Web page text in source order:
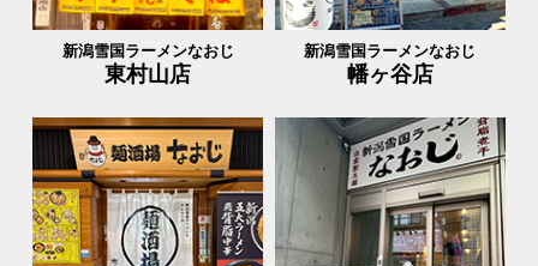
新潟雪国ラーメンなおじ
東村山店
新潟雪国ラーメンなおじ
幡ヶ谷店